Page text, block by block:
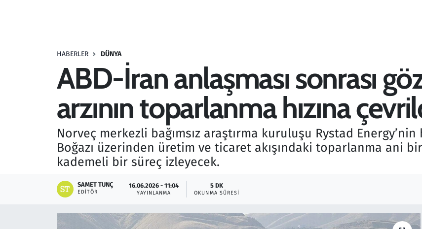
HABERLER DÜNYA
ABD-İran anlaşması sonrası
arzının toparlanma hızına
Norveç merkezli bağımsız araştırma kuruluşu Rystad
Boğazı üzerinden üretim ve ticaret akışındaki toparlanma ani
kademeli bir süreç izleyecek.
SAMET TUNÇ
EDITÖR
16.06.2026 - 11:04
YAYINLANMA
5 DK
OKUNMA SÜRESI
Televizyon